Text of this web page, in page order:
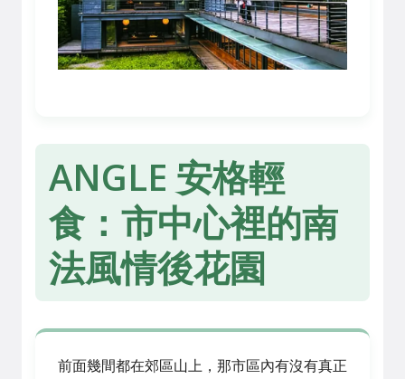
ANGLE 安格輕
食：市中心裡的南
法風情後花園
前面幾間都在郊區山上，那市區內有沒有真正